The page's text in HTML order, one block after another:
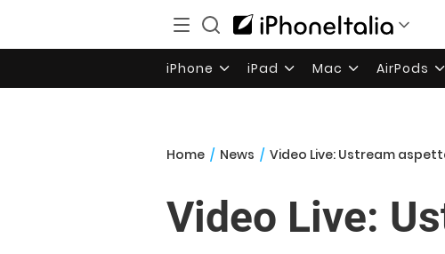
iPhone iPad Mac AirPods
Home / News / Video Live: Ustream
Video Live: